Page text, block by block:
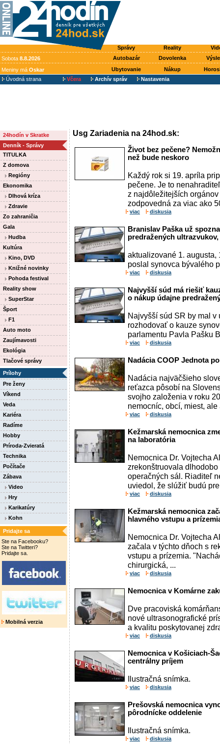
Správy Reality
Sobota 8.8.2026 Autobazár Dovolenka
Meniny má Oskar Ubytovanie Nákup
Úvodná strana
Včera Archív správ Nastavenia
24hodín v Skratke
Denník - Správy
TITULKA
Z domova
Regióny
Ekonomika
Dlhová kríza
Zdravie
Zo zahraničia
Gala
Hudba
Kultúra
Kino, DVD
Knižné novinky
Pohoda festival
Reality show
SuperStar
Šport
F1
Auto moto
Zaujímavosti
Ekológia
Tlačové správy
Prílohy
Pre ženy
Víkend
Veda
Kariéra
Radíme
Hobby
Príroda-Zvieratá
Technika
Počítače
Zábava
Video
Hry
Karikatúry
Kohn
Pridajte sa
Ste na Facebooku?
Ste na Twitteri?
Pridajte sa.
Mobilná verzia
Usg Zariadenia na 24hod.sk:
Život bez pečene?
než bude neskoro
Každý rok si 19. apríla
pečene. Je to
z najdôležitejších
zodpovedná za viac ako
viac diskusia
Branislav Paška už
predražených
aktualizované 1.
poslal synovca bývalého
viac diskusia
Najvyšší súd má riešiť
o nákup údajne
Najvyšší súd SR by mal v
rozhodovať o kauze
parlamentu Pavla Pašku
viac diskusia
Nadácia COOP Jednota
Nadácia najväčšieho
reťazca pôsobí na
svojho založenia v roku
nemocníc, obcí, miest,
viac diskusia
Kežmarská nemocnica
na laboratória
Nemocnica Dr. Vojtecha
zrekonštruovala
operačných sál. Riaditeľ
uviedol, že slúžiť budú
viac diskusia
Kežmarská nemocnica
hlavného vstupu a
Nemocnica Dr. Vojtecha
začala v týchto dňoch s
vstupu a prízemia.
chirurgická, ...
viac diskusia
Nemocnica v Komárne
Dve pracoviská
nové ultrasonografické
a kvalitu poskytovanej
viac diskusia
Nemocnica v Košiciach-
centrálny príjem
Ilustračná snímka.
viac diskusia
Prešovská nemocnica
pôrodnícke oddelenie
Ilustračná snímka.
viac diskusia